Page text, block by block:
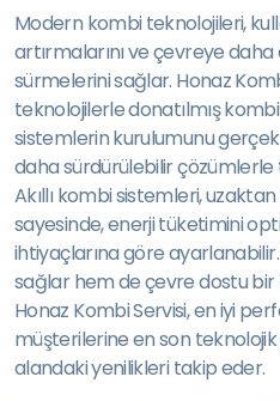
Modern kombi teknolojileri,
artırmalarını ve çevreye
sürmelerini sağlar. Honaz
teknolojilerle donatılmış
sistemlerin kurulumunu
daha sürdürülebilir çözümlerle
Akıllı kombi sistemleri,
sayesinde, enerji tüketimini
ihtiyaçlarına göre
sağlar hem de çevre dostu bir
Honaz Kombi Servisi, en iyi
müşterilerine en son
alandaki yenilikleri takip eder.